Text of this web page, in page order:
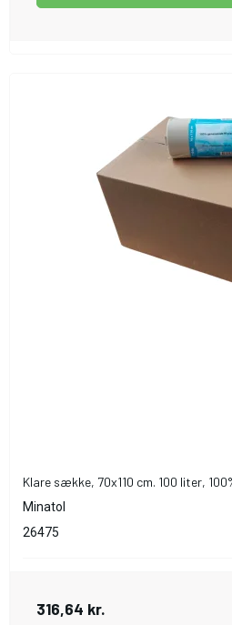
Klare sække, 70x110 cm. 100 liter,
Minatol
26475
316,64 kr.